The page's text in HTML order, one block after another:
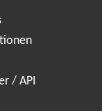
/ API